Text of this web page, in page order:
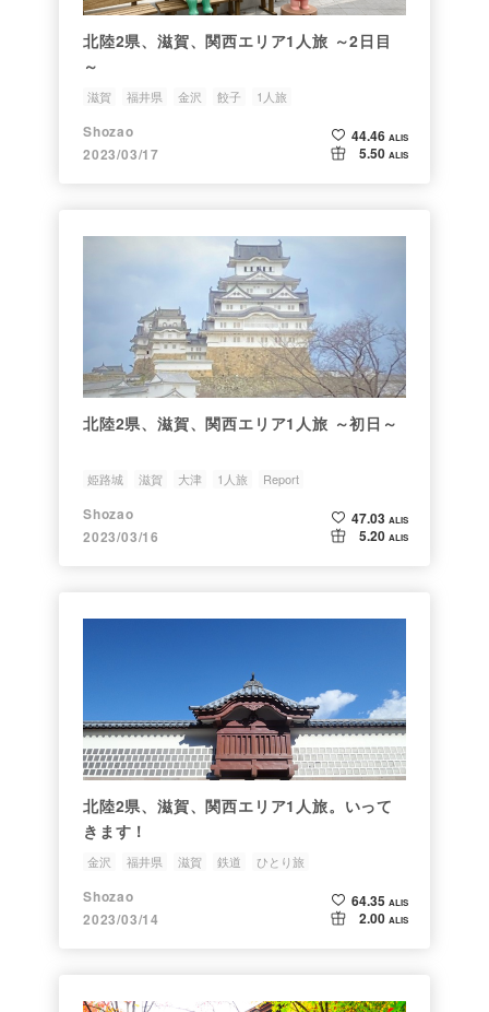
北陸2県、滋賀、関西エリア1人旅 ～2日目
～
滋賀 福井県 金沢 餃子 1人旅
Shozao
2023/03/17
44.46 ALIS
5.50 ALIS
北陸2県、滋賀、関西エリア1人旅 ～初日～
姫路城 滋賀 大津 1人旅 Report
Shozao
2023/03/16
47.03 ALIS
5.20 ALIS
北陸2県、滋賀、関西エリア1人旅。いって
きます！
金沢 福井県 滋賀 鉄道 ひとり旅
Shozao
2023/03/14
64.35 ALIS
2.00 ALIS